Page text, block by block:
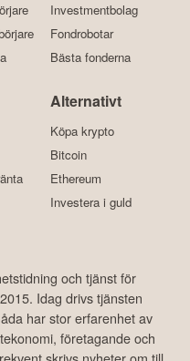
Investmentbolag
Fondrobotar
Bästa fonderna
Alternativt
Köpa krypto
Bitcoin
Ethereum
Investera i guld
och tjänst för
Idag drivs tjänsten
har stor erfarenhet av
företagande och